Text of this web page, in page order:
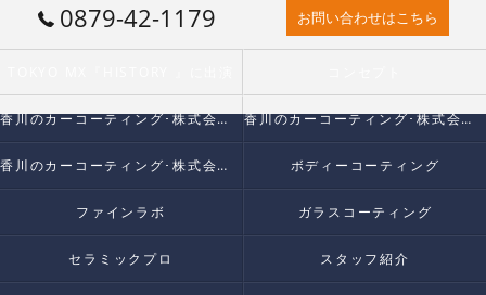
0879-42-1179 お問い合わせはこちら
香川のカーコーティング･株式会社VANTAGEの口コミ情報 香川のカーコーティング･株式会社VANTAGEの評判
香川のカーコーティング･株式会社VANTAGEのお客様の声 ボディーコーティング
ファインラボ ガラスコーティング
セラミックプロ スタッフ紹介